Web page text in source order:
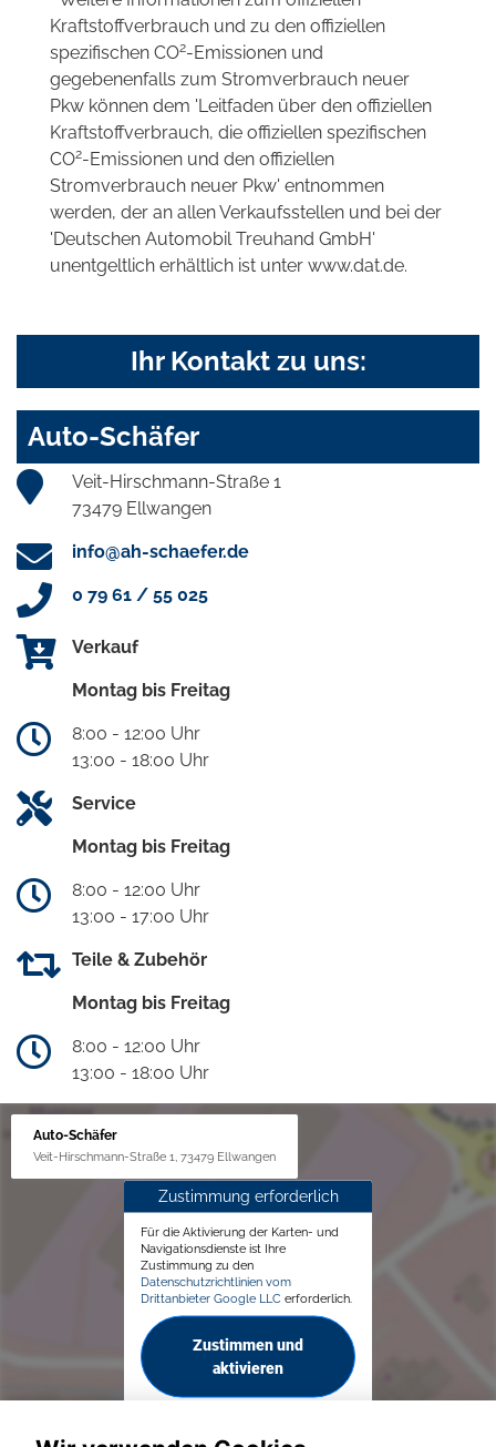
Kraftstoffverbrauch und zu den offiziellen
spezifischen CO2-Emissionen und
gegebenenfalls zum Stromverbrauch neuer
Pkw können dem 'Leitfaden über den offiziellen
Kraftstoffverbrauch, die offiziellen spezifischen
CO2-Emissionen und den offiziellen
Stromverbrauch neuer Pkw' entnommen
werden, der an allen Verkaufsstellen und bei der
'Deutschen Automobil Treuhand GmbH'
unentgeltlich erhältlich ist unter www.dat.de.
Ihr Kontakt zu uns:
Auto-Schäfer
Veit-Hirschmann-Straße 1
73479 Ellwangen
info@ah-schaefer.de
0 79 61 / 55 025
Verkauf
Montag bis Freitag
8:00 - 12:00 Uhr
13:00 - 18:00 Uhr
Service
Montag bis Freitag
8:00 - 12:00 Uhr
13:00 - 17:00 Uhr
Teile & Zubehör
Montag bis Freitag
8:00 - 12:00 Uhr
13:00 - 18:00 Uhr
Auto-Schäfer
Veit-Hirschmann-Straße 1, 73479 Ellwangen
Zustimmung erforderlich
Für die Aktivierung der Karten- und
Navigationsdienste ist Ihre
Zustimmung zu den
Datenschutzrichtlinien vom
Drittanbieter Google LLC erforderlich.
Zustimmen und
aktivieren